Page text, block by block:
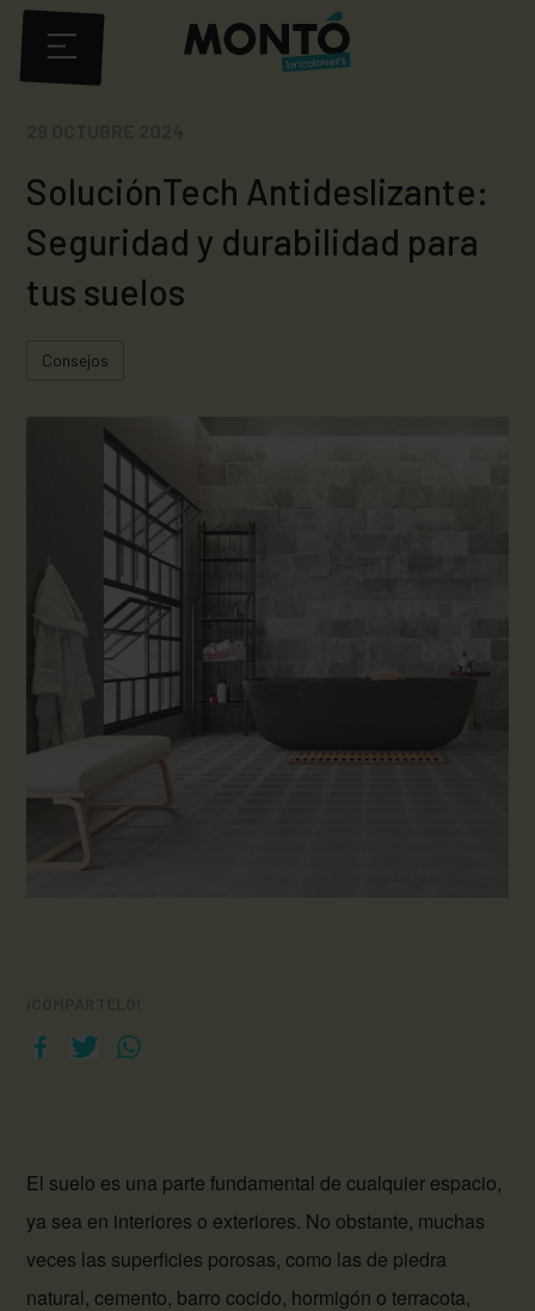
SoluciónTech Antideslizante:
Seguridad y durabilidad para
tus suelos
Consejos
El suelo es una parte fundamental de cualquier espacio,
ya sea en interiores o exteriores. No obstante, muchas
veces las superficies porosas, como las de piedra
natural, cemento, barro cocido, hormigón o terracota,